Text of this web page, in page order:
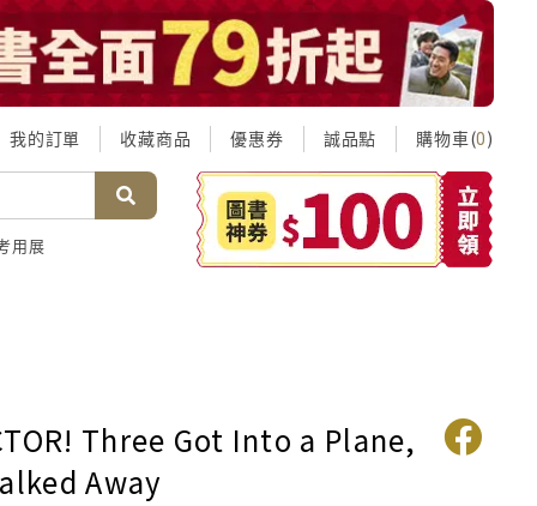
我的訂單 收藏商品 優惠券 誠品點 購物車(0)
用展
Three Got Into a Plane,
Away